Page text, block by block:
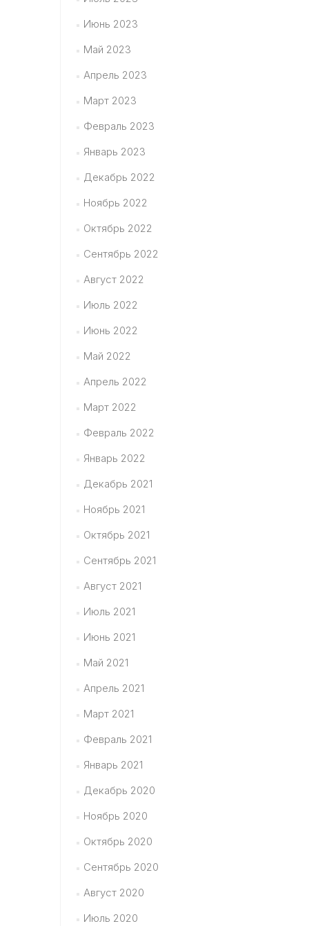
Июнь 2023
Май 2023
Апрель 2023
Март 2023
Февраль 2023
Январь 2023
Декабрь 2022
Ноябрь 2022
Октябрь 2022
Сентябрь 2022
Август 2022
Июль 2022
Июнь 2022
Май 2022
Апрель 2022
Март 2022
Февраль 2022
Январь 2022
Декабрь 2021
Ноябрь 2021
Октябрь 2021
Сентябрь 2021
Август 2021
Июль 2021
Июнь 2021
Май 2021
Апрель 2021
Март 2021
Февраль 2021
Январь 2021
Декабрь 2020
Ноябрь 2020
Октябрь 2020
Сентябрь 2020
Август 2020
Июль 2020